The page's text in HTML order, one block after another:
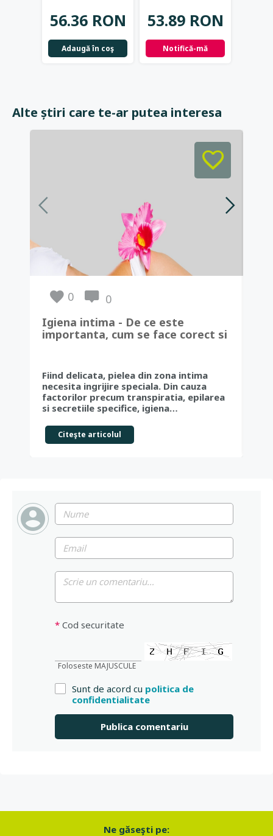
56.36 RON
Adaugă în coş
53.89 RON
Notifică-mă
Alte știri care te-ar putea interesa
0
0
Igiena intima - De ce este
importanta, cum se face corect si
Fiind delicata, pielea din zona intima
necesita ingrijire speciala. Din cauza
factorilor precum transpiratia, epilarea
si secretiile specifice, igiena…
Citeşte articolul
* Cod securitate
Foloseste MAJUSCULE
Sunt de acord cu politica de
confidentialitate
Ne găseşti pe: